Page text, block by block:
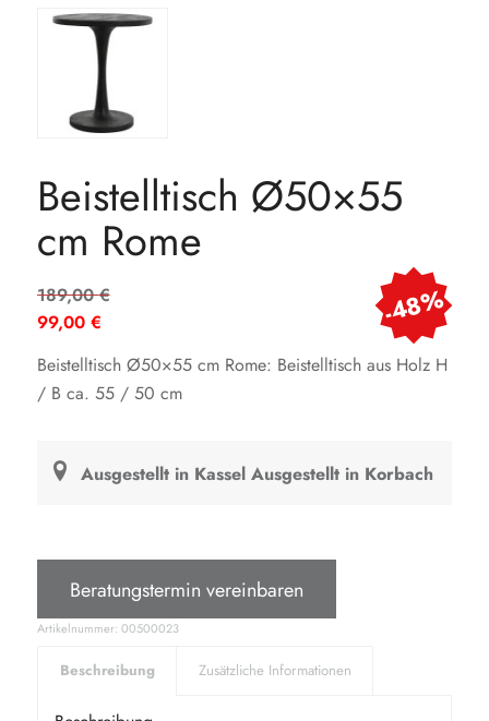
Beistelltisch Ø50×55
cm Rome
189,00€Ursprünglicher
189,00 €
99,00 €
Preis
ist:
-48%
Beistelltisch Ø50×55 cm Rome: Beistelltisch aus Holz H
/ B ca. 55 / 50 cm
Ausgestellt in Kassel Ausgestellt in Korbach
Beratungstermin vereinbaren
Artikelnummer: 00500023
Beschreibung Zusätzliche Informationen